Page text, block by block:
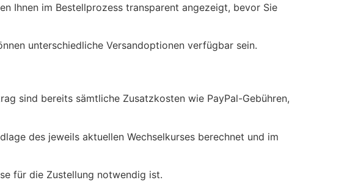
Ihnen im Bestellprozess transparent angezeigt, bevor Sie
unterschiedliche Versandoptionen verfügbar sein.
sind bereits sämtliche Zusatzkosten wie PayPal-Gebühren,
des jeweils aktuellen Wechselkurses berechnet und im
für die Zustellung notwendig ist.